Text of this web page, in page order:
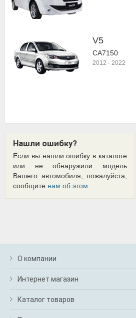
V5
CA7150
2012 - 2022
Нашли ошибку?
Если вы нашли ошибку в каталоге
или не обнаружили модель
Вашего автомобиля, пожалуйста,
сообщите нам об этом
О компании
Интернет магазин
Каталог товаров